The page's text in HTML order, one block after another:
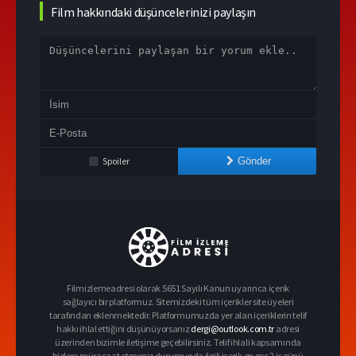
Film hakkındaki düşüncelerinizi paylaşın
Spoiler Gönder
Filmizlemeadresi olarak 5651 Sayılı Kanun uyarınca içerik
sağlayıcı bir platformuz. Sitemizdeki tüm içerikler site üyeleri
tarafından eklenmektedir. Platformumuzda yer alan içeriklerin telif
hakkı ihlal ettiğini düşünüyorsanızdergi@outlook.com.tr adresi
üzerinden bizimle iletişime geçebilirsiniz. Telif ihlali kapsamında